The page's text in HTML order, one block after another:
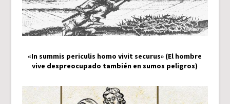
«In summis periculis homo vivit securus» (El hombre
vive despreocupado también en sumos peligros)